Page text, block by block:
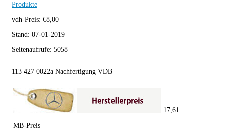
Produkte
vdh-Preis: €8,00
Stand: 07-01-2019
Seitenaufrufe: 5058
113 427 0022a Nachfertigung VDB
MB-Preis
17,61